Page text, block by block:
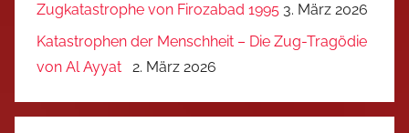
Zugkatastrophe von Firozabad 1995 3. März 2026
Katastrophen der Menschheit – Die Zug-Tragödie
von Al Ayyat
2. März 2026